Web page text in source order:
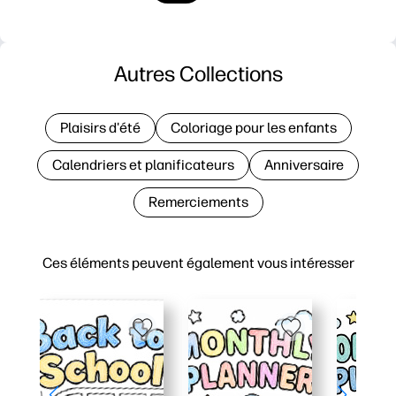
Ces éléments peuvent également vous intéresser
Autres Collections
Plaisirs d'été Coloriage pour les enfants
Calendriers et planificateurs Anniversaire
Remerciements